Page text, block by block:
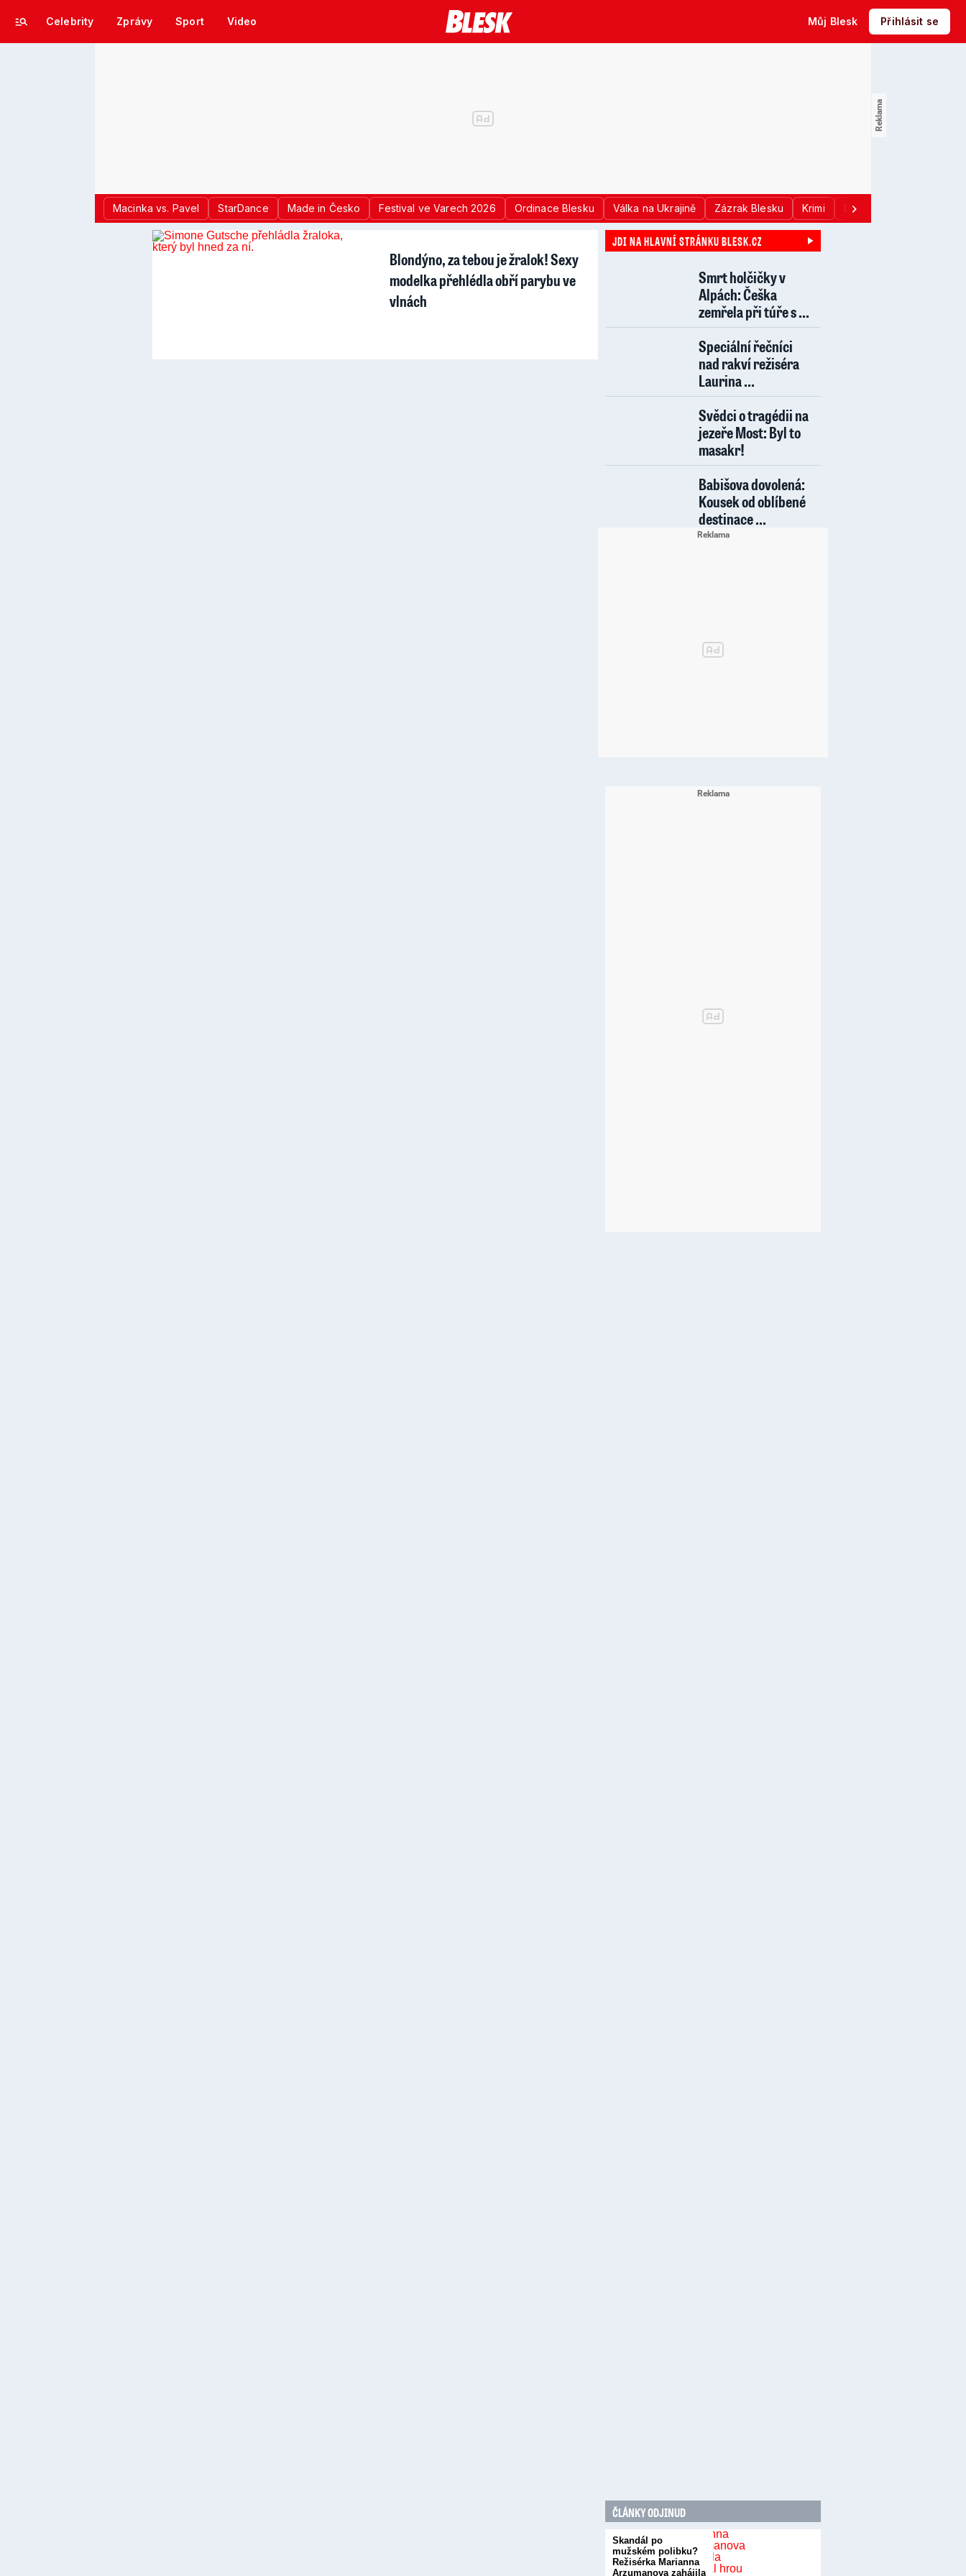
Celebrity Zprávy Sport Video Můj Blesk Přihlásit se
Macinka vs. Pavel StarDance Made in Česko Festival ve Varech 2026 Ordinace Blesku Válka na Ukrajině Zázrak Blesku Krimi Donald Trump
Blondýno, za tebou je žralok! Sexy
modelka přehlédla obří parybu ve
vlnách
JDI NA HLAVNÍ STRÁNKU BLESK.CZ
Smrt holčičky v
Alpách: Češka
zemřela při túře s ...
Speciální řečníci
nad rakví režiséra
Laurina ...
Svědci o tragédii na
jezeře Most: Byl to
masakr!
Babišova dovolená:
Kousek od oblíbené
destinace ...
ČLÁNKY ODJINUD
Skandál po
mužském polibku?
Režisérka Marianna
Arzumanova zahájila